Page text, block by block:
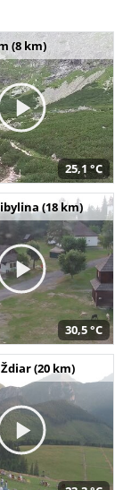
(8 km)
25,1 °C
(18 km)
30,5 °C
(20 km)